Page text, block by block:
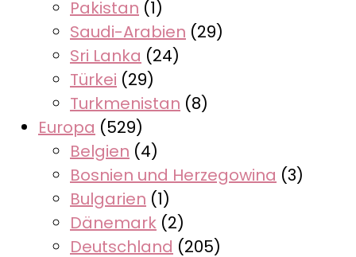
Pakistan (1)
Saudi-Arabien (29)
Sri Lanka (24)
Türkei (29)
Turkmenistan (8)
Europa (529)
Belgien (4)
Bosnien und Herzegowina (3)
Bulgarien (1)
Dänemark (2)
Deutschland (205)